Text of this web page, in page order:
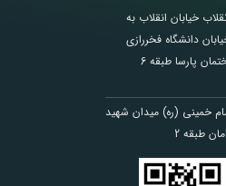
خیابان انقلاب به
دانشگاه فخررازی
جنب بانک ملت ساختمان پارسا طبقه 6
خمینی (ره) میدان شهید
طبقه 2